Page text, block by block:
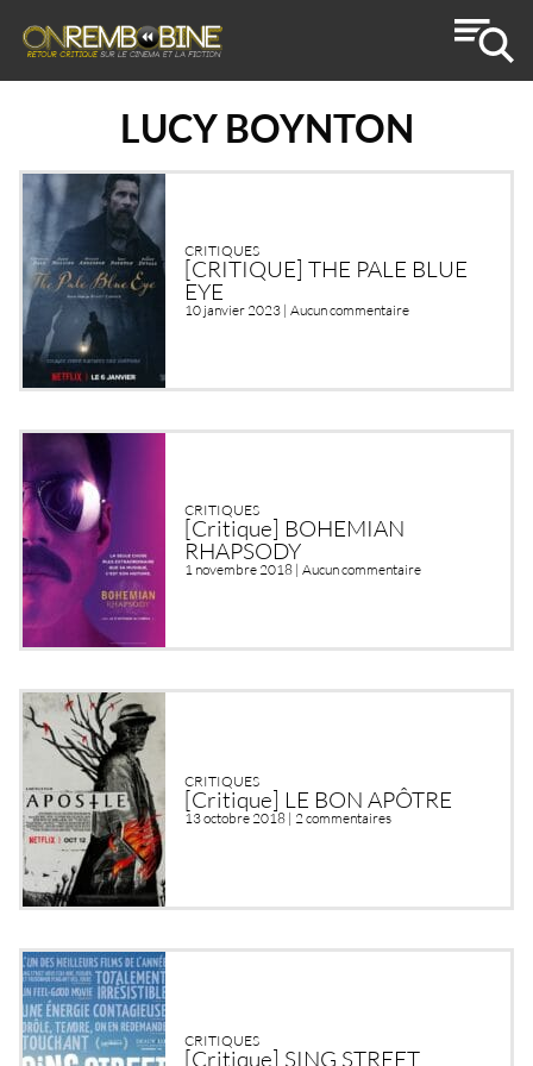
LUCY BOYNTON
CRITIQUES
[CRITIQUE] THE PALE BLUE
EYE
10 janvier 2023 | Aucun commentaire
CRITIQUES
[Critique] BOHEMIAN
RHAPSODY
1 novembre 2018 | Aucun commentaire
CRITIQUES
[Critique] LE BON APÔTRE
13 octobre 2018 | 2 commentaires
CRITIQUES
[Critique] SING STREET